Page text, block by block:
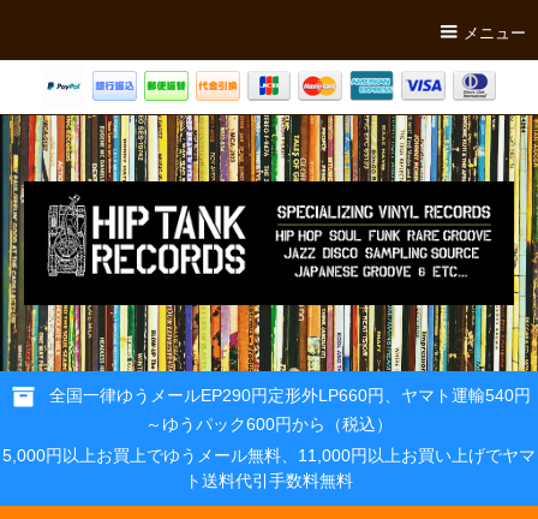
メニュー
全国一律ゆうメールEP290円定形外LP660円、ヤマト運輸540円
～ゆうパック600円から（税込）
5,000円以上お買上でゆうメール無料、11,000円以上お買い上げでヤマ
ト送料代引手数料無料